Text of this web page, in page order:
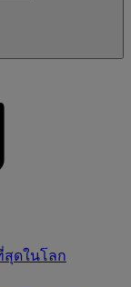
สุดในโลก